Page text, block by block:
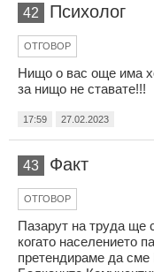
42 Психолог
ОТГОВОР
Нищо о вас още има
за нищо не ставате!!!
17:59 27.02.2023
43 Факт
ОТГОВОР
Пазарут на труда ще
когато населението
претендираме да